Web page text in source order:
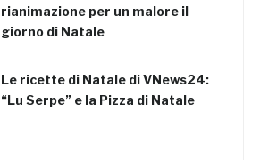
rianimazione per un malore il
giorno di Natale
Le ricette di Natale di VNews24:
“Lu Serpe” e la Pizza di Natale